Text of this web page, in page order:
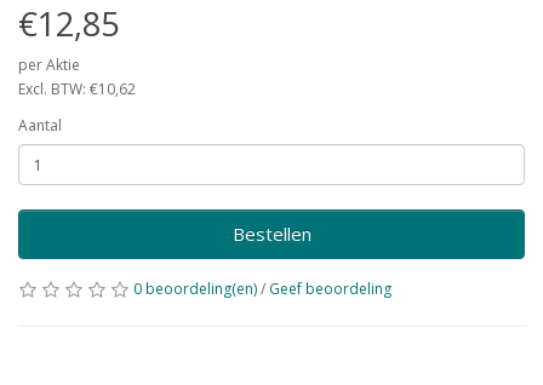
€12,85
per Aktie
Excl. BTW: €10,62
Aantal
Bestellen
0 beoordeling(en)/ Geef beoordeling